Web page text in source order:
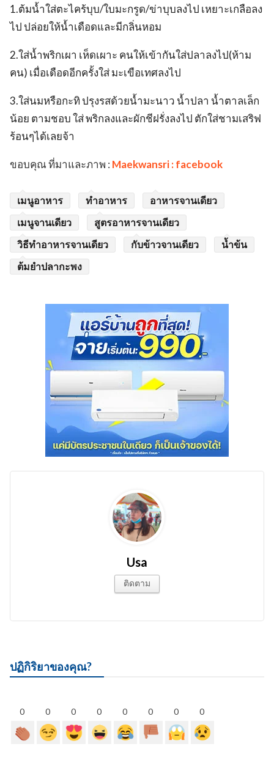
1.ต้มน้ำใส่ตะไคร้บุบ/ใบมะกรูด/ข่าบุบลงไป เหยาะเกลือลง
ไป ปล่อยให้น้ำเดือดและมีกลิ่นหอม
2.ใส่น้ำพริกเผา เห็ดเผาะ คนให้เข้ากันใส่ปลาลงไป(ห้าม
คน) เมื่อเดือดอีกครั้งใส่ มะเขือเทศลงไป
3.ใส่นมหรือกะทิ ปรุงรสด้วยน้ำมะนาว น้ำปลา น้ำตาลเล็ก
น้อย ตามชอบ ใส่ พริกลงและผักชีฝรั่งลงไป ตักใส่ชามเสริฟ
ร้อนๆได้เลยจ้า
ขอบคุณ ที่มาและภาพ : Maekwansri : facebook
เมนูอาหาร ทำอาหาร
อาหารจานเดียว
เมนูจานเดียว
สูตรอาหารจานเดียว
วิธีทำอาหารจานเดียว
กับข้าวจานเดียว
น้ำข้น
ต้มยำปลากะพง
Usa
ติดตาม
ปฏิกิริยาของคุณ?
0 0 0 0 0 0 0 0